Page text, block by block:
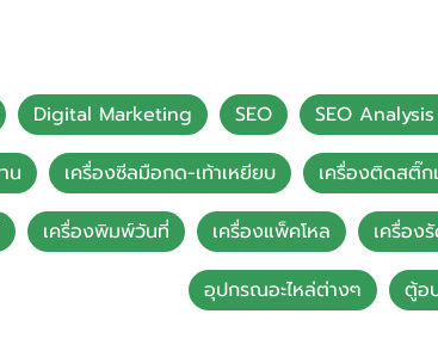
Digital Marketing SEO SEO
น เครื่องซีลมือกด-เท้าเหยียบ เครื่องติดสติ๊ก
เครื่องพิมพ์วันที่ เครื่องแพ็คโหล เครื่อง
อุปกรณอะไหล่ต่างๆ ตู้อ